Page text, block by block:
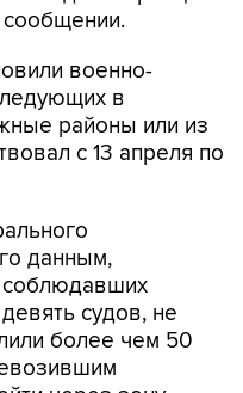
сообщении.
военно-
в
районы или из
с 13 апреля по
данным,
соблюдавших
судов, не
более чем 50